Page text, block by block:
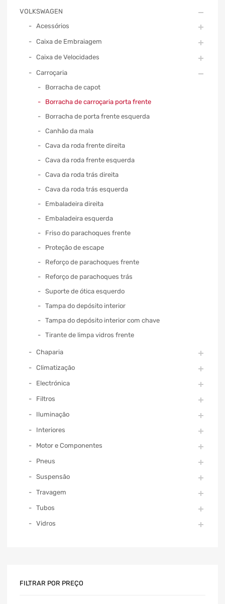
VOLKSWAGEN
Acessórios
Caixa de Embraiagem
Caixa de Velocidades
Carroçaria
Borracha de capot
Borracha de carroçaria porta frente
Borracha de porta frente esquerda
Canhão da mala
Cava da roda frente direita
Cava da roda frente esquerda
Cava da roda trás direita
Cava da roda trás esquerda
Embaladeira direita
Embaladeira esquerda
Friso do parachoques frente
Proteção de escape
Reforço de parachoques frente
Reforço de parachoques trás
Suporte de ótica esquerdo
Tampa do depósito interior
Tampa do depósito interior com chave
Tirante de limpa vidros frente
Chaparia
Climatização
Electrónica
Filtros
Iluminação
Interiores
Motor e Componentes
Pneus
Suspensão
Travagem
Tubos
Vidros
FILTRAR POR PREÇO